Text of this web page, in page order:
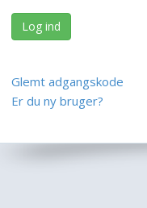
Log ind
Glemt adgangskode
Er du ny bruger?